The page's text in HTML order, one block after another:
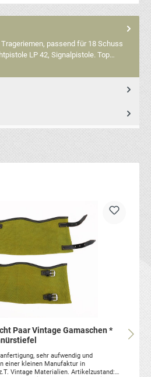
passend für 18 Schuss
LP 42, Signalpistole. Top…
Paar Vintage Gamaschen *
sehr aufwendig und
einer kleinen Manufaktur in
Vintage Materialien. Artikelzustand: